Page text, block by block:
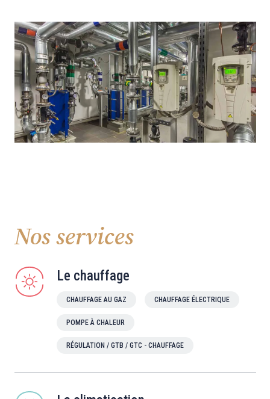
Nos services
Le chauffage
CHAUFFAGE AU GAZ CHAUFFAGE ÉLECTRIQUE
POMPE À CHALEUR
RÉGULATION / GTB / GTC - CHAUFFAGE